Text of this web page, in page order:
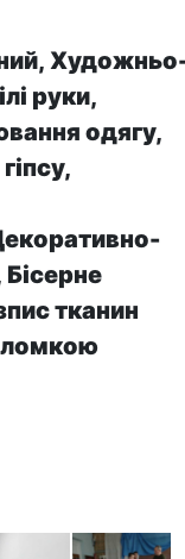
руки,
одягу,
Бісерне
тканин